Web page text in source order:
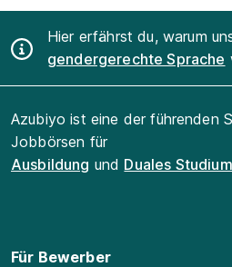
Hier erfährst du, warum
gendergerechte Sprache
Azubiyo ist eine der führenden
Jobbörsen für
Ausbildung und Duales Studium
Für Bewerber